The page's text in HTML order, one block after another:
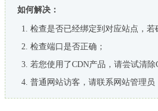
如何解决：
检查是否已经绑定到对应站点，
检查端口是否正确；
若您使用了CDN产品，请尝试清除
普通网站访客，请联系网站管理员